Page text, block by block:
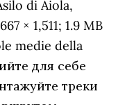
di Aiola,
× 1,511; 1.9 MB
medie della
для себе
треки